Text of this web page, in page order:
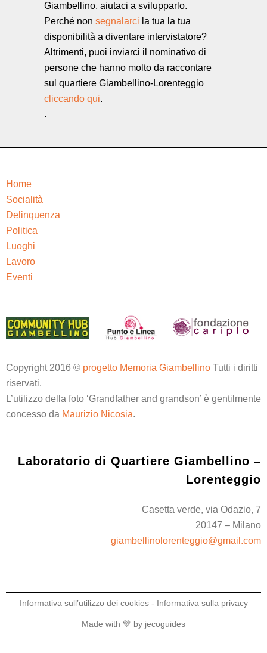
Giambellino, aiutaci a svilupparlo.
Perché non segnalarci la tua la tua
disponibilità a diventare intervistatore?
Altrimenti, puoi inviarci il nominativo di
persone che hanno molto da raccontare
sul quartiere Giambellino-Lorenteggio
cliccando qui.
.
Home
Socialità
Delinquenza
Politica
Luoghi
Lavoro
Eventi
Copyright 2016 © progetto Memoria Giambellino Tutti i diritti
riservati.
L’utilizzo della foto ‘Grandfather and grandson’ è gentilmente
concesso da Maurizio Nicosia.
Laboratorio di Quartiere Giambellino –
Lorenteggio
Casetta verde, via Odazio, 7
20147 – Milano
giambellinolorenteggio@gmail.com
Informativa sull’utilizzo dei cookies- Informativa sulla privacy
Made with 💚 by jecoguides